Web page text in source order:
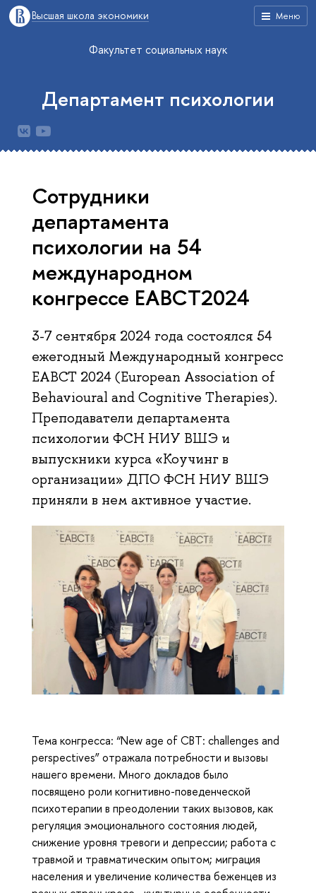
Меню
Высшая школа экономики
Факультет социальных наук
Департамент психологии
Сотрудники
департамента
психологии на 54
международном
конгрессе EABCT2024
3-7 сентября 2024 года состоялся 54
ежегодный Международный конгресс
EABCT 2024 (European Association of
Behavioural and Cognitive Therapies).
Преподаватели департамента
психологии ФСН НИУ ВШЭ и
выпускники курса «Коучинг в
организации» ДПО ФСН НИУ ВШЭ
приняли в нем активное участие.
Тема конгресса: “New age of CBT: challenges and
perspectives” отражала потребности и вызовы
нашего времени. Много докладов было
посвящено роли когнитивно-поведенческой
психотерапии в преодолении таких вызовов, как
регуляция эмоционального состояния людей,
снижение уровня тревоги и депрессии; работа с
травмой и травматическим опытом; миграция
населения и увеличение количества беженцев из